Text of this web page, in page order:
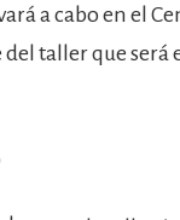
a cabo en el
taller que será